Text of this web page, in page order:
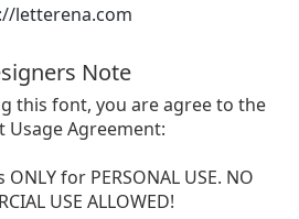
letterena.com
Note
this font, you are agree to the
Usage Agreement:
for PERSONAL USE. NO
USE ALLOWED!